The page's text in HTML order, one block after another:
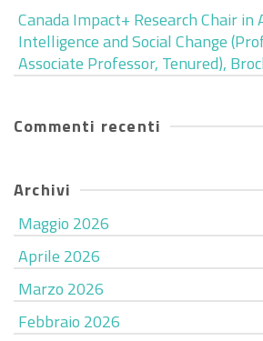
Canada Impact+ Research Chair in
Intelligence and Social Change
Associate Professor, Tenured),
Commenti recenti
Archivi
Maggio 2026
Aprile 2026
Marzo 2026
Febbraio 2026